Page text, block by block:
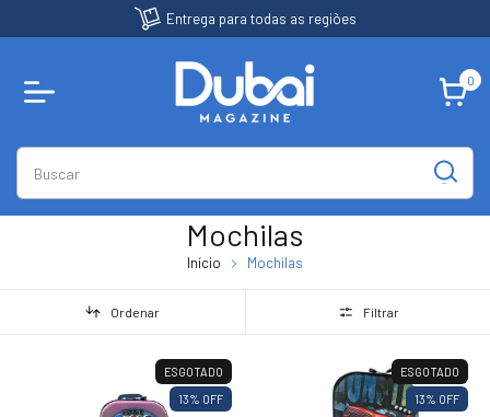
Entrega para todas as regiões
0
Mochilas
Início Mochilas
Ordenar Filtrar
ESGOTADO
13% OFF
ESGOTADO
13% OFF